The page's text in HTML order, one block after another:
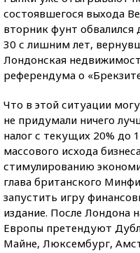
состоявшегося выхода
вторник фунт
30 с лишним лет,
Лондонская
референдума о
Что в этой ситуации
не придумали ничего
налог с текущих 20% до
массового исхода
стимулированию
глава британского
запустить игру
издание. После Лондона
Европы претендуют
Майне, Люксембург,